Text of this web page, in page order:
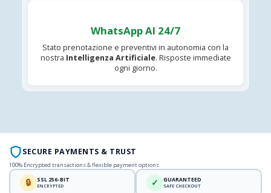
WhatsApp AI 24/7
Stato prenotazione e preventivi in autonomia con la
nostra Intelligenza Artificiale. Risposte immediate
ogni giorno.
SECURE PAYMENTS & TRUST
100% Encrypted transactions & flexible payment options
🔒 SSL 256-BIT
ENCRYPTED ✓ GUARANTEED
SAFE CHECKOUT